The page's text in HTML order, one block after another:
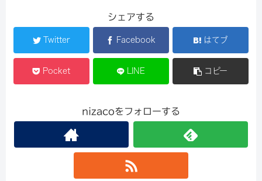
シェアする
Twitter Facebook はてブ
Pocket LINE コピー
nizacoをフォローする